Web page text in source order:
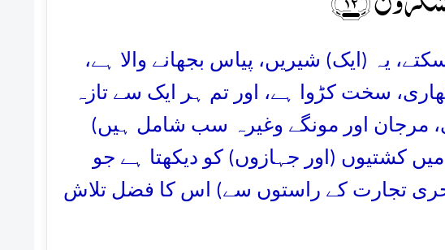
سکتے، یہ (ایک) شیریں، پیاس بجھانے والا ہے،
سخت کڑوا ہے، اور تم ہر ایک سے تازہ
مرجان اور مونگے وغیرہ سب شامل ہیں)
کشتیوں (اور جہازوں) کو دیکھتا ہے جو
(بحری تجارت کے راستوں سے) اس کا فضل تلاش